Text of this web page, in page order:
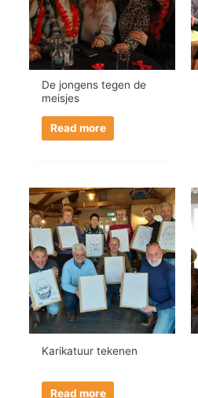
De jongens tegen de
meisjes
Read more
Karikatuur tekenen
Read more